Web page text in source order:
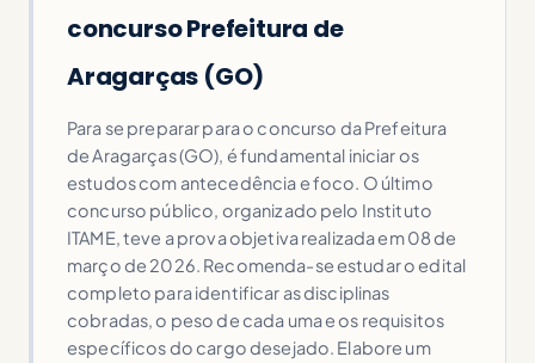
concurso Prefeitura de
Aragarças (GO)
Para se preparar para o concurso da Prefeitura
de Aragarças (GO), é fundamental iniciar os
estudos com antecedência e foco. O último
concurso público, organizado pelo Instituto
ITAME, teve a prova objetiva realizada em 08 de
março de 2026. Recomenda-se estudar o edital
completo para identificar as disciplinas
cobradas, o peso de cada uma e os requisitos
específicos do cargo desejado. Elabore um